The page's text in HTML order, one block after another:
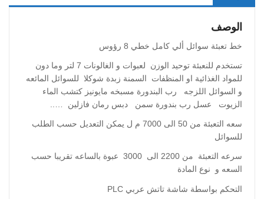
الوصف
خط تعبئة سوائل ألي كامل خطي 8 رؤوس
تستخدم للنعبئة توحيد الوزن لعبوات و الغالونات 7 لتر وما دون
للمواد الغذائية او المنظفات السمنة زبدة شوكلا للسوائل المائعه
و السوائل اللزجه رب البندورة مسبخه مايونيز كتشب الماء
الزيوت عسل رب بندورة سمن دبس رمان فازلين …..
سعه التعبئة من 50 الى 7000 م ل يمكن التعديل حسب الطلب
للسوائل
سرعه التعبئة من 2200 الى 3000 عبوة بالساعه تقريبا حسب
السعه و نوع المادة
التحكم بواسطة شاشة تاتش عربي PLC